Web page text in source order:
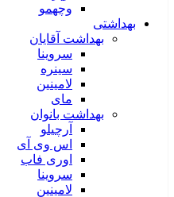
وچهمو
بهداشتی
بهداشت آقایان
سروینا
سینره
لامینین
مای
بهداشت بانوان
آرچیلو
اس وی آی
اوری فاب
سروینا
لامینین